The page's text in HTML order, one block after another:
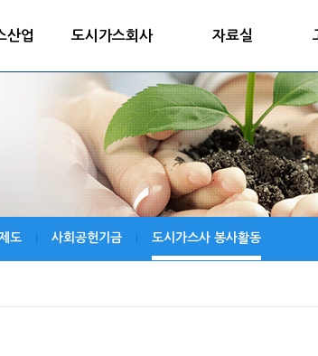
산업 도시가스회사 자료실
도 사회공헌기금 도시가스사 봉사활동